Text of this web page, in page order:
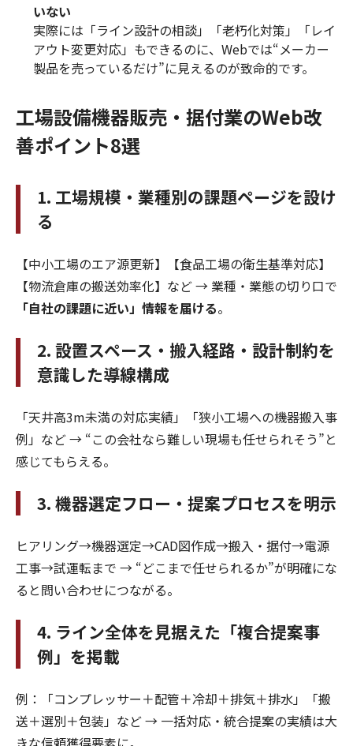
いない
実際には「ライン設計の相談」「老朽化対策」「レイ
アウト変更対応」もできるのに、Webでは“メーカー
製品を売っているだけ”に見えるのが致命的です。
工場設備機器販売・据付業のWeb改
善ポイント8選
1. 工場規模・業種別の課題ページを設け
る
【中小工場のエア源更新】【食品工場の衛生基準対応】
【物流倉庫の搬送効率化】など → 業種・業態の切り口で
「自社の課題に近い」情報を届ける。
2. 設置スペース・搬入経路・設計制約を
意識した導線構成
「天井高3m未満の対応実績」「狭小工場への機器搬入事
例」など → “この会社なら難しい現場も任せられそう”と
感じてもらえる。
3. 機器選定フロー・提案プロセスを明示
ヒアリング→機器選定→CAD図作成→搬入・据付→電源
工事→試運転まで → “どこまで任せられるか”が明確にな
ると問い合わせにつながる。
4. ライン全体を見据えた「複合提案事
例」を掲載
例：「コンプレッサー＋配管＋冷却＋排気＋排水」「搬
送＋選別＋包装」など → 一括対応・統合提案の実績は大